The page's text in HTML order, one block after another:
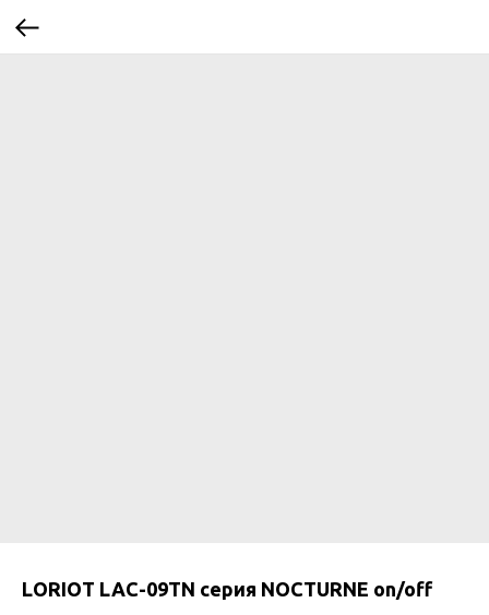
LORIOT LAC-09TN серия NОCTURNE on/off